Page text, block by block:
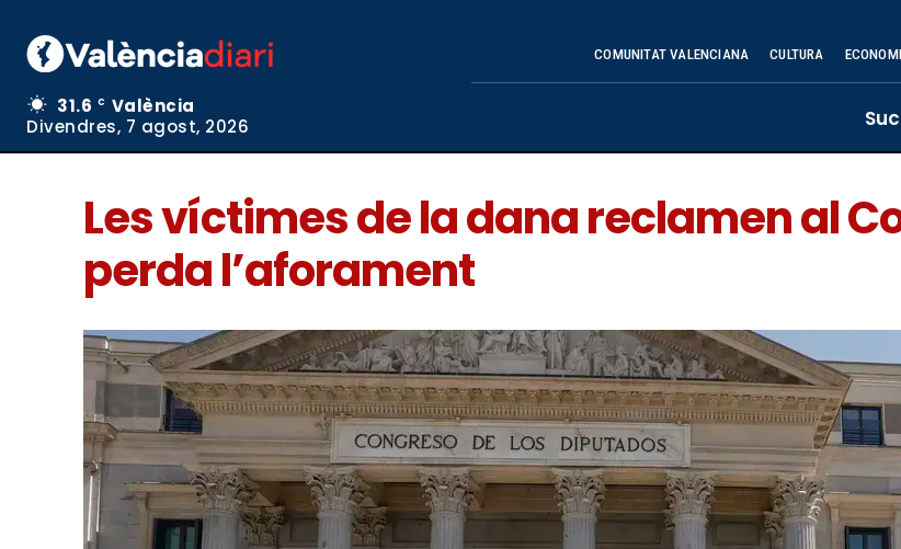
31.6 C
València
Divendres, 7 agost, 2026
COMUNITAT VALENCIANA CULTURA
Les víctimes de la dana reclamen al
perda l’aforament